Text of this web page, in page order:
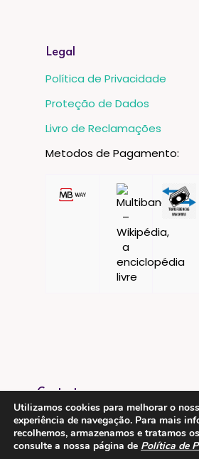
Legal
Política de Privacidade
Proteção de Dados
Livro de Reclamações
Metodos de Pagamento:
Contactos
ESMTC – Escola de Medicina
Chinesa
Utilizamos cookies para melhorar o
experiência de navegação. Para mais
recolhemos, armazenamos e tratamos
consulte a nossa página de Política de